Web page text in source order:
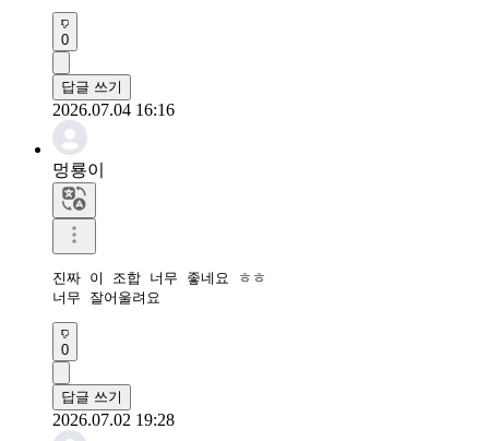
0
답글 쓰기
2026.07.04 16:16
멍룡이
진짜 이 조합 너무 좋네요 ㅎㅎ
너무 잘어울려요
0
답글 쓰기
2026.07.02 19:28